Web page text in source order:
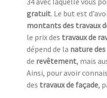
gratuit. Le but est
montants des travaux
le prix des travaux de
dépend de la nature
de revêtement, mais
Ainsi, pour avoir
des travaux de façade,